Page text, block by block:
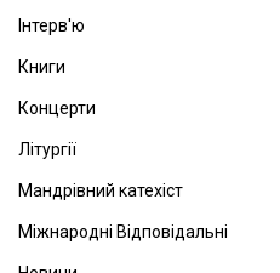
Інтерв'ю
Книги
Концерти
Літургії
Мандрівний катехіст
Міжнародні Відповідальні